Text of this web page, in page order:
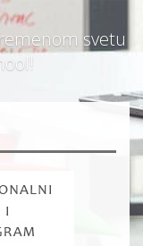
svetu